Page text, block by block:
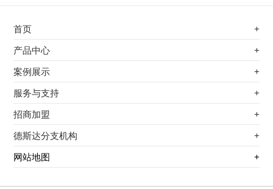
首页 +
不锈钢专用电磁加热器
电磁蒸汽发生器
电磁加热棒配件
扩散泵电磁加热器
产品中心 +
不锈钢专用电磁加热器
电磁蒸汽发生器
电磁加热棒配件
案例展示 +
最新案例
其他应用
服务与支持 +
服务覆盖网络
服务流程
招商加盟 +
前景分析
加盟条件
德斯达分支机构 +
江信电子机构
网站地图 +